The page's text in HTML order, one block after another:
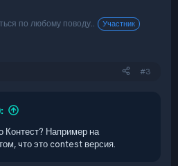
по любому поводу.. Участник
#3
Контест? Например на
что это contest версия.